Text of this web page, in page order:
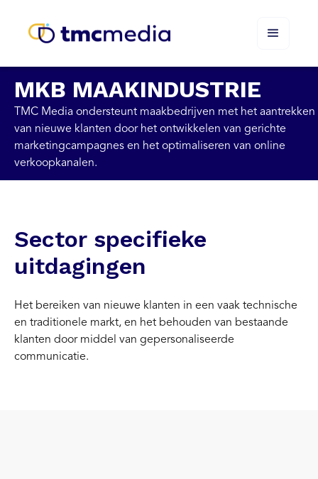
MKB MAAKINDUSTRIE
TMC Media ondersteunt maakbedrijven met het aantrekken
van nieuwe klanten door het ontwikkelen van gerichte
marketingcampagnes en het optimaliseren van online
verkoopkanalen.
Sector specifieke
uitdagingen
Het bereiken van nieuwe klanten in een vaak technische
en traditionele markt, en het behouden van bestaande
klanten door middel van gepersonaliseerde
communicatie.